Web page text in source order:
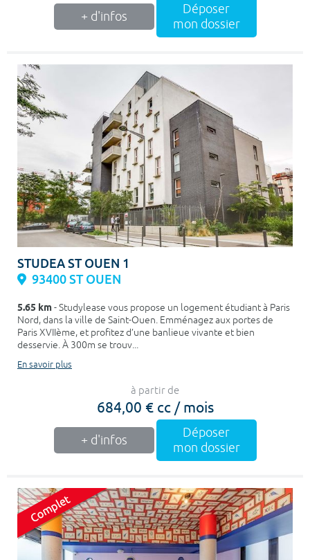
+ d'infos
Déposer
mon dossier
STUDEA ST OUEN 1
93400 ST OUEN
5.65 km- Studylease vous propose un logement étudiant à Paris
Nord, dans la ville de Saint-Ouen. Emménagez aux portes de
Paris XVIIème, et profitez d’une banlieue vivante et bien
desservie. À 300m se trouv...
En savoir plus
à partir de
684,00 € cc / mois
+ d'infos
Déposer
mon dossier